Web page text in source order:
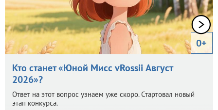
0+
Кто станет «Юной Мисс vRossii Август
2026»?
Ответ на этот вопрос узнаем уже скоро. Стартовал новый
этап конкурса.